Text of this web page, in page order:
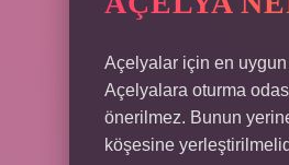
Açelyalar için en uygun
Açelyalara oturma
önerilmez. Bunun
köşesine